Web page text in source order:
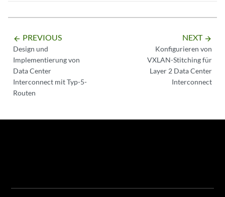
arrow_backward PREVIOUS
Design und
Implementierung von
Data Center
Interconnect mit Typ-5-
Routen
NEXT arrow_forward
Konfigurieren von
VXLAN-Stitching für
Layer 2 Data Center
Interconnect